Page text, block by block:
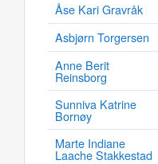
Åse Kari Gravråk
Asbjørn Torgersen
Anne Berit
Reinsborg
Sunniva Katrine
Bornøy
Marte Indiane
Laache Stakkestad